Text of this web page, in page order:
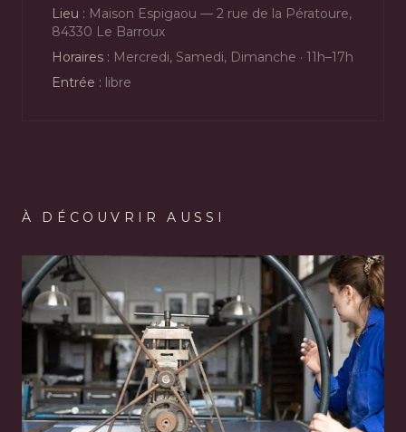
Lieu : Maison Espigaou — 2 rue de la Pératoure,
84330 Le Barroux
Horaires : Mercredi, Samedi, Dimanche · 11h–17h
Entrée : libre
À DÉCOUVRIR AUSSI